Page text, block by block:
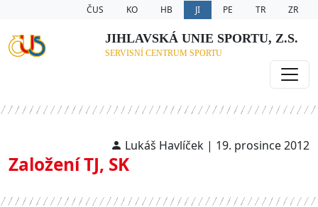
ČUS KO HB JI PE TR ZR
JIHLAVSKÁ UNIE SPORTU, Z.S.
SERVISNÍ CENTRUM SPORTU
Lukáš Havlíček | 19. prosince 2012
Založení TJ, SK